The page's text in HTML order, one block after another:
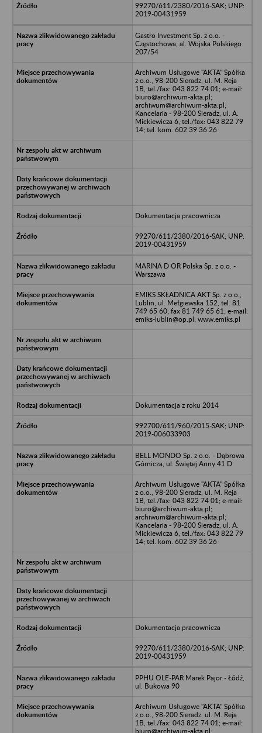
99270/611/2380/2016-SAK; UNP:
2019-00431959
Gastro Investment Sp. z o.o. -
Częstochowa, al. Wojska Polskiego
207/54
Archiwum Usługowe "AKTA" Spółka
z o.o., 98-200 Sieradz, ul. M. Reja
1B, tel./fax: 043 822 74 01; e-mail:
biuro@archiwum-akta.pl;
archiwum@archiwum-akta.pl;
Kancelaria - 98-200 Sieradz, ul. A.
Mickiewicza 6, tel./fax: 043 822 79
14; tel. kom. 602 39 36 26
Dokumentacja pracownicza
99270/611/2380/2016-SAK; UNP:
2019-00431959
MARINA D OR Polska Sp. z o.o. -
Warszawa
EMIKS SKŁADNICA AKT Sp. z o.o.,
Lublin, ul. Mełgiewska 152, tel. 81
749 65 60; fax 81 749 65 61; e-mail:
emiks-lublin@op.pl; www.emiks.pl
Dokumentacja z roku 2014
992700/611/960/2015-SAK; UNP:
2019-006033903
BELL MONDO Sp. z o.o. - Dąbrowa
Górnicza, ul. Świętej Anny 41 D
Archiwum Usługowe "AKTA" Spółka
z o.o., 98-200 Sieradz, ul. M. Reja
1B, tel./fax: 043 822 74 01; e-mail:
biuro@archiwum-akta.pl;
archiwum@archiwum-akta.pl;
Kancelaria - 98-200 Sieradz, ul. A.
Mickiewicza 6, tel./fax: 043 822 79
14; tel. kom. 602 39 36 26
Dokumentacja pracownicza
99270/611/2380/2016-SAK; UNP:
2019-00431959
PPHU OLE-PAR Marek Pajor - Łódź,
ul. Bukowa 90
Archiwum Usługowe "AKTA" Spółka
z o.o., 98-200 Sieradz, ul. M. Reja
1B, tel./fax: 043 822 74 01; e-mail:
biuro@archiwum-akta.pl;